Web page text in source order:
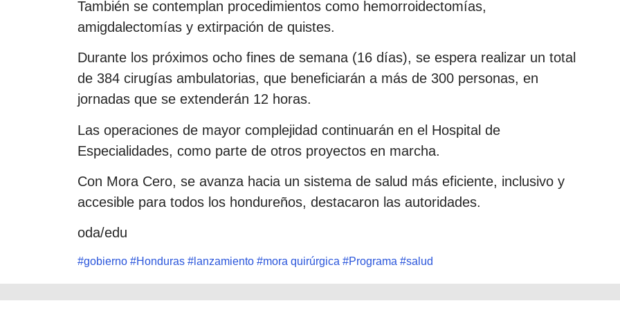
También se contemplan procedimientos como hemorroidectomías,
amigdalectomías y extirpación de quistes.
Durante los próximos ocho fines de semana (16 días), se espera realizar un total
de 384 cirugías ambulatorias, que beneficiarán a más de 300 personas, en
jornadas que se extenderán 12 horas.
Las operaciones de mayor complejidad continuarán en el Hospital de
Especialidades, como parte de otros proyectos en marcha.
Con Mora Cero, se avanza hacia un sistema de salud más eficiente, inclusivo y
accesible para todos los hondureños, destacaron las autoridades.
oda/edu
#gobierno #Honduras # lanzamiento #mora quirúrgica #Programa #salud